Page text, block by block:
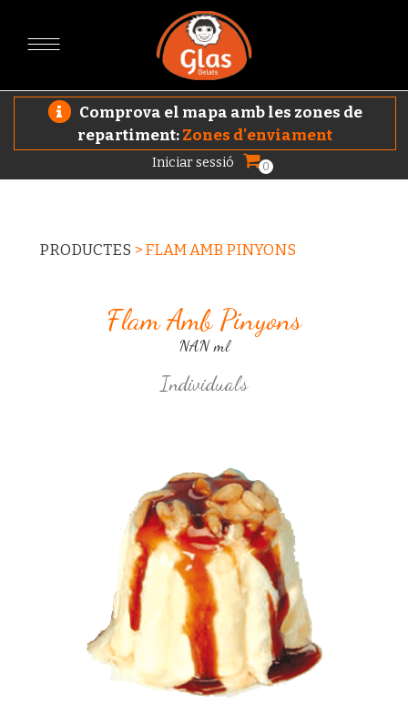
Comprova el mapa amb les zones de
repartiment:Zones d'enviament
Iniciar sessió 0
PRODUCTES > FLAM AMB PINYONS
Flam Amb Pinyons
NAN ml
Individuals